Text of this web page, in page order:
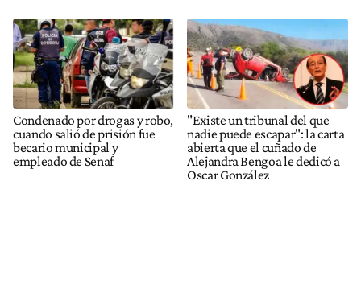
Condenado por drogas y robo,
cuando salió de prisión fue
becario municipal y
empleado de Senaf
"Existe un tribunal del que
nadie puede escapar": la carta
abierta que el cuñado de
Alejandra Bengoa le dedicó a
Oscar González